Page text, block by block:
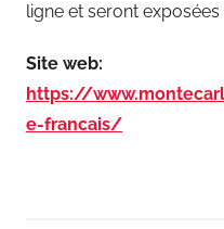
ligne et seront
Site web:
https://
e-francais/